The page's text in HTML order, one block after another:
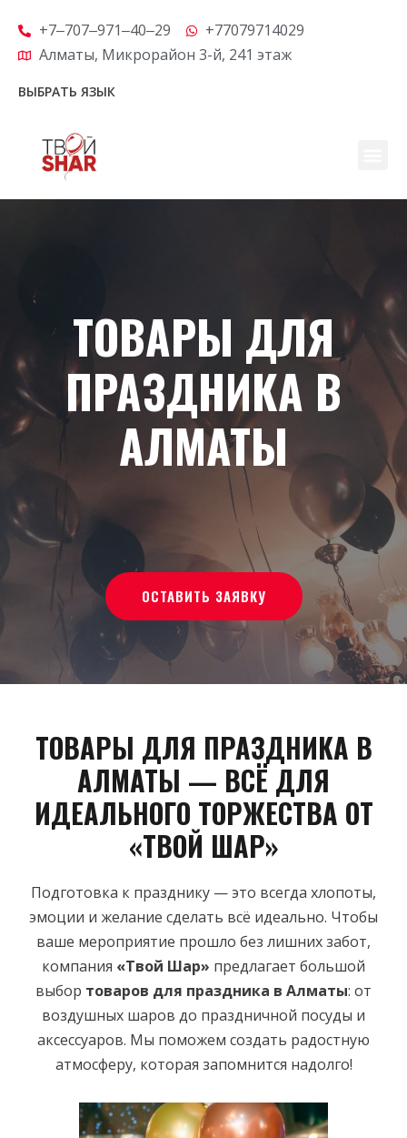
+7‒707‒971‒40‒29
+77079714029
Алматы, Микрорайон 3-й, 24​1 этаж
ВЫБРАТЬ ЯЗЫК
ТОВАРЫ ДЛЯ
ПРАЗДНИКА В
АЛМАТЫ
ОСТАВИТЬ ЗАЯВКУ
ТОВАРЫ ДЛЯ ПРАЗДНИКА В
АЛМАТЫ — ВСЁ ДЛЯ
ИДЕАЛЬНОГО ТОРЖЕСТВА ОТ
«ТВОЙ ШАР»
Подготовка к празднику — это всегда хлопоты,
эмоции и желание сделать всё идеально. Чтобы
ваше мероприятие прошло без лишних забот,
компания «Твой Шар» предлагает большой
выбор товаров для праздника в Алматы: от
воздушных шаров до праздничной посуды и
аксессуаров. Мы поможем создать радостную
атмосферу, которая запомнится надолго!